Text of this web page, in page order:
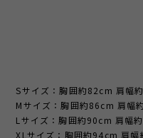
Sサイズ：胸囲約82cm 肩幅
Mサイズ：胸囲約86cm 肩幅
Lサイズ：胸囲約90cm 肩幅
XLサイズ：胸囲約94cm 肩